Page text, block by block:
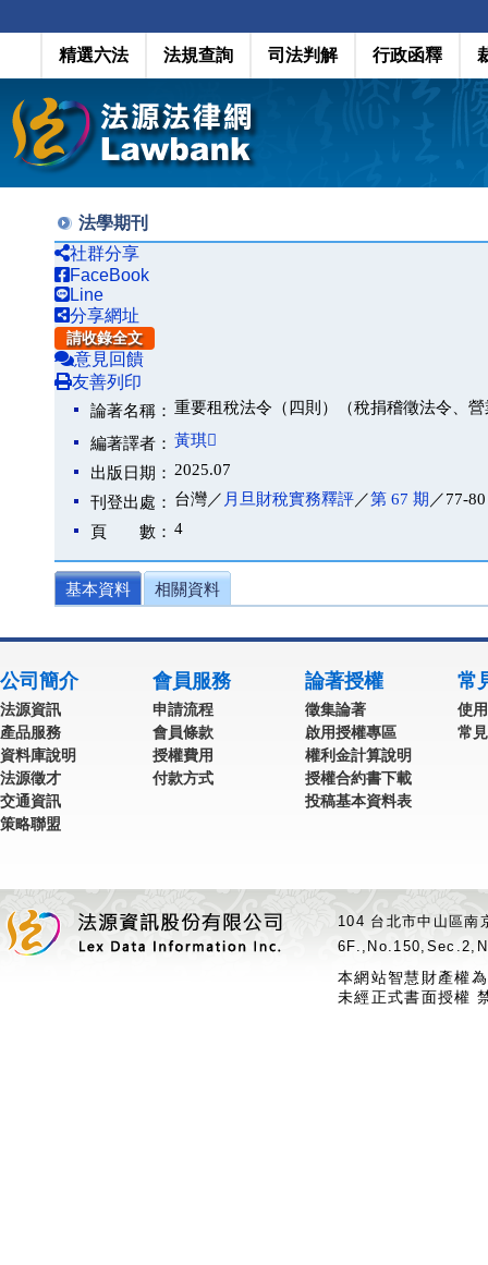
精選六法 法規查詢 司法判解 行政函釋
法學期刊
社群分享
FaceBook
Line
分享網址
請收錄全文
意見回饋
友善列印
論著名稱： 重要租稅法令（四則）（稅捐稽徵法令、
編著譯者： 黃琪
出版日期： 2025.07
刊登出處： 台灣／ 月旦財稅實務釋評／第 67 期 ／77-
頁 數： 4
基本資料 相關資料
公司簡介
法源資訊
產品服務
資料庫說明
法源徵才
交通資訊
策略聯盟
會員服務
申請流程
會員條款
授權費用
付款方式
論著授權
徵集論著
啟用授權專區
權利金計算說明
授權合約書下載
投稿基本資料表
常
使
常
104 台北市中山區
本網站智慧財產權
未經正式書面授權